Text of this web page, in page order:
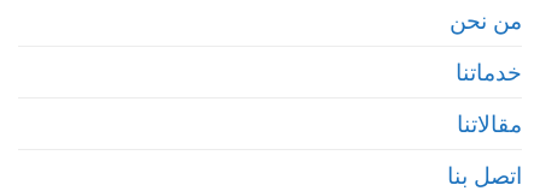
من نحن
خدماتنا
مقالاتنا
اتصل بنا